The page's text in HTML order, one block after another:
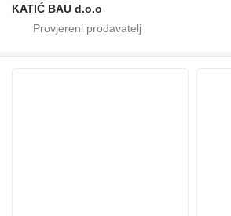
KATIĆ BAU d.o.o